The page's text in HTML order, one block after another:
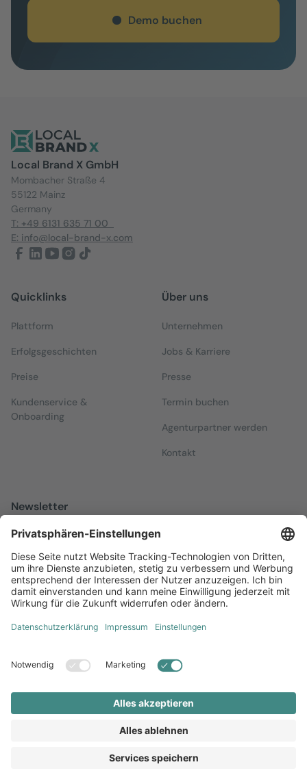
Demo buchen
Local Brand X GmbH
Mombacher Straße 4
55122 Mainz
Germany
T: +49 6131 635 71 00
E: info@local-brand-x.com
Quicklinks
Plattform
Erfolgsgeschichten
Preise
Kundenservice &
Onboarding
Über uns
Unternehmen
Jobs & Karriere
Presse
Termin buchen
Agenturpartner werden
Kontakt
Newsletter
Melden Sie sich zu unserem kostenfreien Newsletter an, der Sie
über alles Wissenswerte rund um Local Marketing auf dem
Laufenden hält.
AGB Impressum